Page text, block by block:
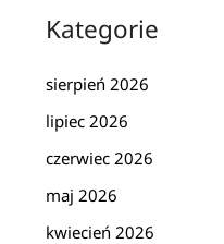
Kategorie
sierpień 2026
lipiec 2026
czerwiec 2026
maj 2026
kwiecień 2026